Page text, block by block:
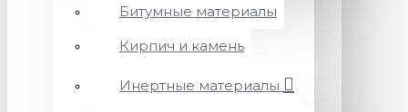
Битумные материалы
Кирпич и камень
Инертные материалы